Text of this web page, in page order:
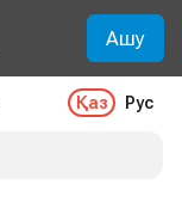
Ашу
Қаз Рус